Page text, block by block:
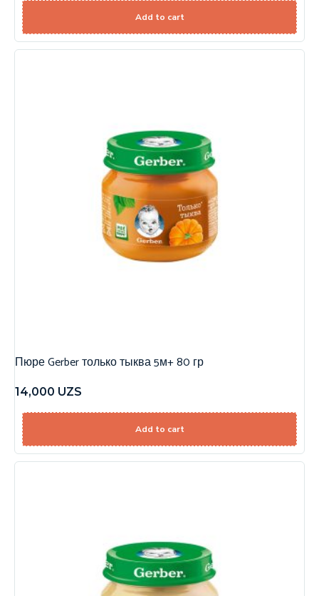
Add to cart
Пюре Gerber только тыква 5м+ 80 гр
14,000 UZS
Add to cart